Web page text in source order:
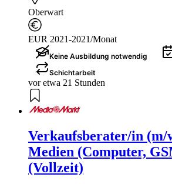
Oberwart
EUR 2021-2021/Monat
Keine Ausbildung notwendig
Schichtarbeit
vor etwa 21 Stunden
Verkaufsberater/in (m/
Medien (Computer,
(Vollzeit)